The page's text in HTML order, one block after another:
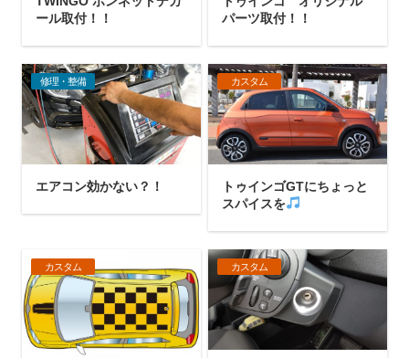
ール取付！！
パーツ取付！！
修理・整備
エアコン効かない？！
カスタム
トゥインゴGTにちょっと
スパイスを
カスタム カスタム